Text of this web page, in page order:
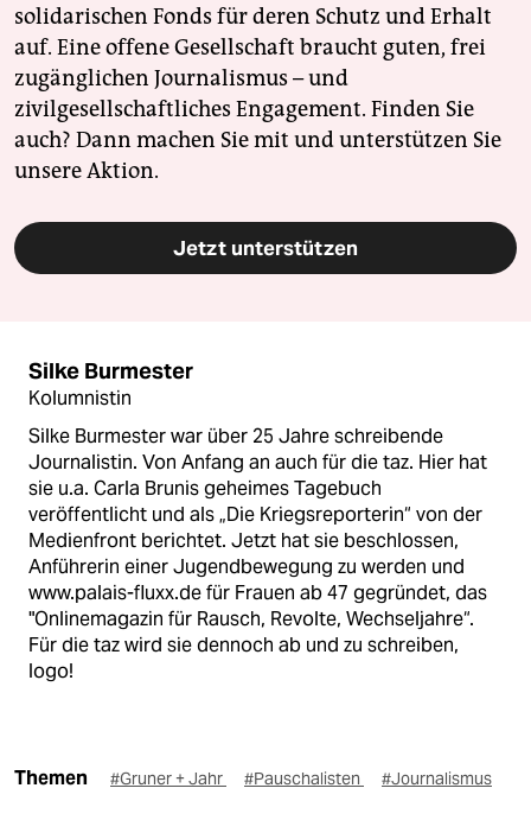
solidarischen Fonds für deren Schutz und Erhalt
auf. Eine offene Gesellschaft braucht guten, frei
zugänglichen Journalismus – und
zivilgesellschaftliches Engagement. Finden Sie
auch? Dann machen Sie mit und unterstützen Sie
unsere Aktion.
Jetzt unterstützen
Silke Burmester
Kolumnistin
Silke Burmester war über 25 Jahre schreibende
Journalistin. Von Anfang an auch für die taz. Hier hat
sie u.a. Carla Brunis geheimes Tagebuch
veröffentlicht und als „Die Kriegsreporterin“ von der
Medienfront berichtet. Jetzt hat sie beschlossen,
Anführerin einer Jugendbewegung zu werden und
www.palais-fluxx.de für Frauen ab 47 gegründet, das
"Onlinemagazin für Rausch, Revolte, Wechseljahre“.
Für die taz wird sie dennoch ab und zu schreiben,
logo!
Themen #Gruner + Jahr #Pauschalisten #Journalismus